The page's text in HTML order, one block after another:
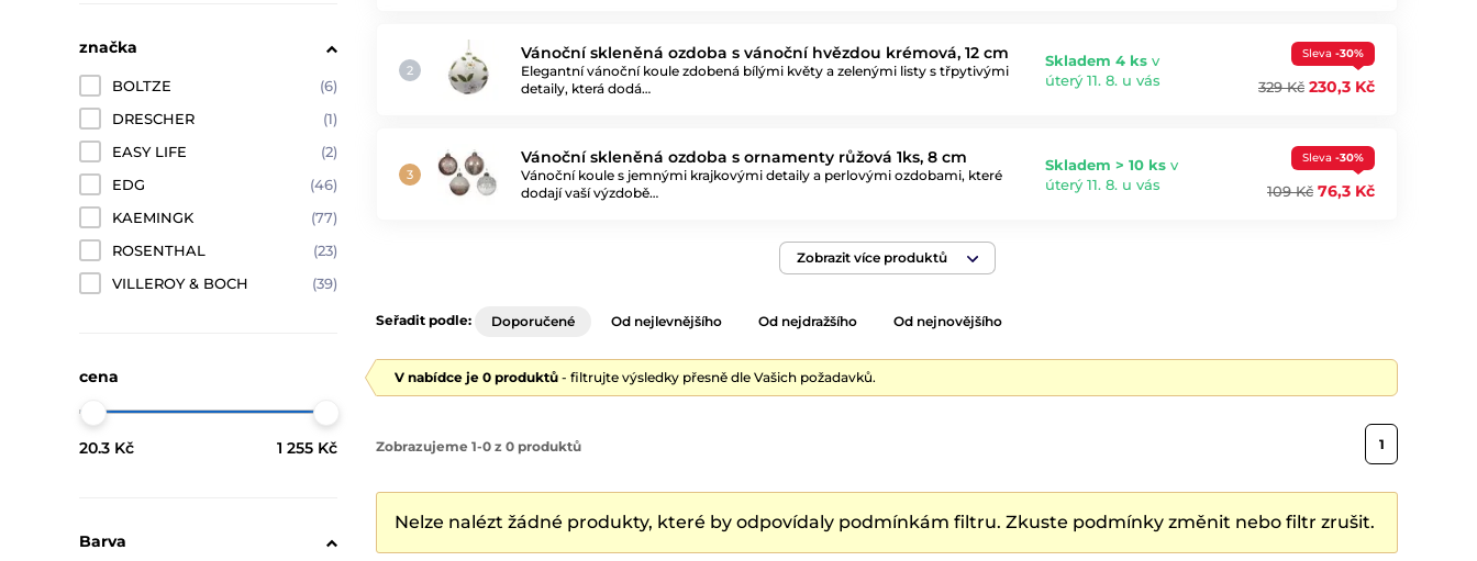
Vánoční skleněná ozdoba s vánoční hvězdou krémová, 12 cm
Elegantní vánoční koule zdobená bílými květy a zelenými listy s třpytivými
detaily, která dodá…
Skladem 4 ks v
úterý 11. 8. u vás
Sleva -30%
329 Kč 230,3 Kč
Vánoční skleněná ozdoba s ornamenty růžová 1ks, 8 cm
Vánoční koule s jemnými krajkovými detaily a perlovými ozdobami, které
dodají vaší výzdobě…
Skladem > 10 ks v
úterý 11. 8. u vás
Sleva -30%
109 Kč 76,3 Kč
Zobrazit více produktů
značka
BOLTZE
(6)
DRESCHER
(1)
EASY LIFE
(2)
EDG
(46)
KAEMINGK
(77)
ROSENTHAL
(23)
VILLEROY & BOCH
(39)
cena
20.3 Kč 1 255 Kč
Barva
Seřadit podle: Doporučené Od nejlevnějšího Od nejdražšího Od nejnovějšího
V nabídce je 0 produktů - filtrujte výsledky přesně dle Vašich požadavků.
Zobrazujeme 1-0 z 0 produktů 1
Nelze nalézt žádné produkty, které by odpovídaly podmínkám filtru. Zkuste podmínky změnit nebo filtr zrušit.